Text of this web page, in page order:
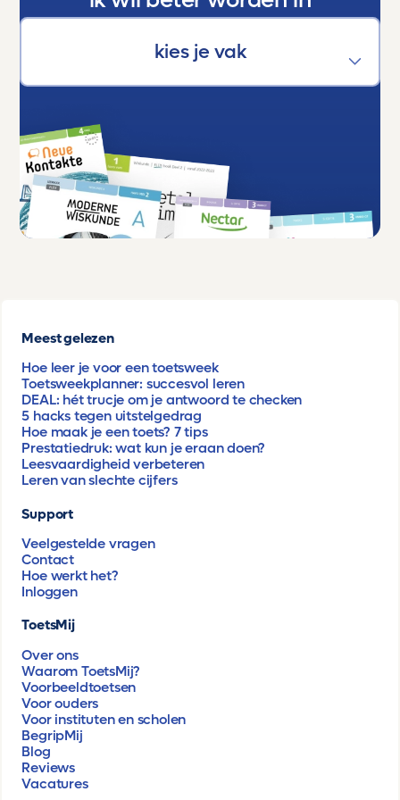
Meest gelezen
Hoe leer je voor een toetsweek
Toetsweekplanner: succesvol leren
DEAL: hét trucje om je antwoord te checken
5 hacks tegen uitstelgedrag
Hoe maak je een toets? 7 tips
Prestatiedruk: wat kun je eraan doen?
Leesvaardigheid verbeteren
Leren van slechte cijfers
Support
Veelgestelde vragen
Contact
Hoe werkt het?
Inloggen
ToetsMij
Over ons
Waarom ToetsMij?
Voorbeeldtoetsen
Voor ouders
Voor instituten en scholen
BegripMij
Blog
Reviews
Vacatures